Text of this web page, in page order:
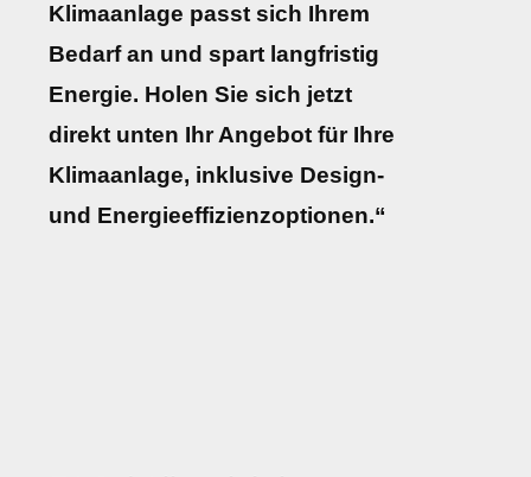
Klimaanlage passt sich Ihrem
Bedarf an und spart langfristig
Energie. Holen Sie sich jetzt
direkt unten Ihr Angebot für Ihre
Klimaanlage, inklusive Design-
und Energieeffizienzoptionen.“